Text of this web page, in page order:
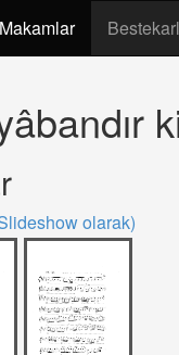
Makamlar
olarak)